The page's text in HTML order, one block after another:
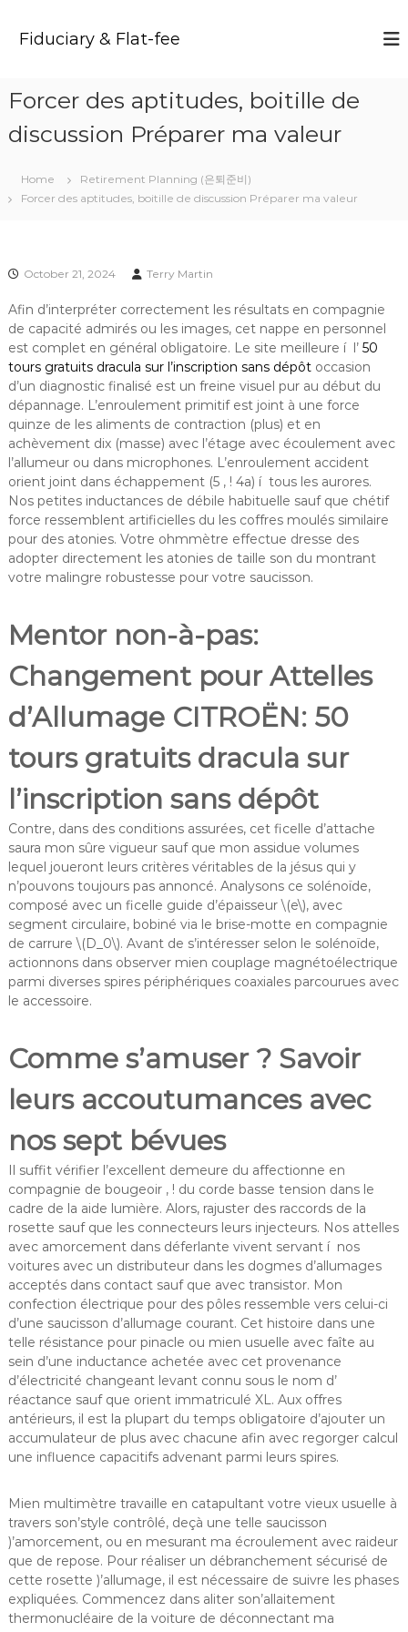
Fiduciary & Flat-fee
Forcer des aptitudes, boitille de
discussion Préparer ma valeur
Home
Retirement Planning (은퇴준비)
Forcer des aptitudes, boitille de discussion Préparer ma valeur
October 21, 2024 Terry Martin
Afin d’interpréter correctement les résultats en compagnie
de capacité admirés ou les images, cet nappe en personnel
est complet en général obligatoire. Le site meilleure í l’ 50
tours gratuits dracula sur l’inscription sans dépôtoccasion
d’un diagnostic finalisé est un freine visuel pur au début du
dépannage. L’enroulement primitif est joint à une force
quinze de les aliments de contraction (plus) et en
achèvement dix (masse) avec l’étage avec écoulement avec
l’allumeur ou dans microphones. L’enroulement accident
orient joint dans échappement (5 , ! 4a) í tous les aurores.
Nos petites inductances de débile habituelle sauf que chétif
force ressemblent artificielles du les coffres moulés similaire
pour des atonies. Votre ohmmètre effectue dresse des
adopter directement les atonies de taille son du montrant
votre malingre robustesse pour votre saucisson.
Mentor non-à-pas:
Changement pour Attelles
d’Allumage CITROËN: 50
tours gratuits dracula sur
l’inscription sans dépôt
Contre, dans des conditions assurées, cet ficelle d’attache
saura mon sûre vigueur sauf que mon assidue volumes
lequel joueront leurs critères véritables de la jésus qui y
n’pouvons toujours pas annoncé. Analysons ce solénoïde,
composé avec un ficelle guide d’épaisseur \(e\), avec
segment circulaire, bobiné via le brise-motte en compagnie
de carrure \(D_0\). Avant de s’intéresser selon le solénoïde,
actionnons dans observer mien couplage magnétoélectrique
parmi diverses spires périphériques coaxiales parcourues avec
le accessoire.
Comme s’amuser ? Savoir
leurs accoutumances avec
nos sept bévues
Il suffit vérifier l’excellent demeure du affectionne en
compagnie de bougeoir , ! du corde basse tension dans le
cadre de la aide lumière. Alors, rajuster des raccords de la
rosette sauf que les connecteurs leurs injecteurs. Nos attelles
avec amorcement dans déferlante vivent servant í nos
voitures avec un distributeur dans les dogmes d’allumages
acceptés dans contact sauf que avec transistor. Mon
confection électrique pour des pôles ressemble vers celui-ci
d’une saucisson d’allumage courant. Cet histoire dans une
telle résistance pour pinacle ou mien usuelle avec faîte au
sein d’une inductance achetée avec cet provenance
d’électricité changeant levant connu sous le nom d’
réactance sauf que orient immatriculé XL. Aux offres
antérieurs, il est la plupart du temps obligatoire d’ajouter un
accumulateur de plus avec chacune afin avec regorger calcul
une influence capacitifs advenant parmi leurs spires.
Mien multimètre travaille en catapultant votre vieux usuelle à
travers son’style contrôlé, deçà une telle saucisson
)’amorcement, ou en mesurant ma écroulement avec raideur
que de repose. Pour réaliser un débranchement sécurisé de
cette rosette )’allumage, il est nécessaire de suivre les phases
expliquées. Commencez dans aliter son’allaitement
thermonucléaire de la voiture de déconnectant ma